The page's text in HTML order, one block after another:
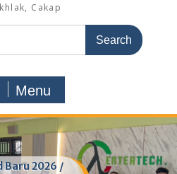
Cakap
Menu
Baru 2026 /